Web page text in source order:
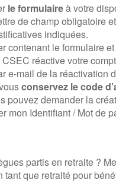
le formulaireà votre
de champ obligatoire
indiquées.
contenant le formulaire
réactive votre
e-mail de la réactivation
conservez le code
pouvez demander la
mon Identifiant / Mot de
partis en retraite ?
tant que retraité pour